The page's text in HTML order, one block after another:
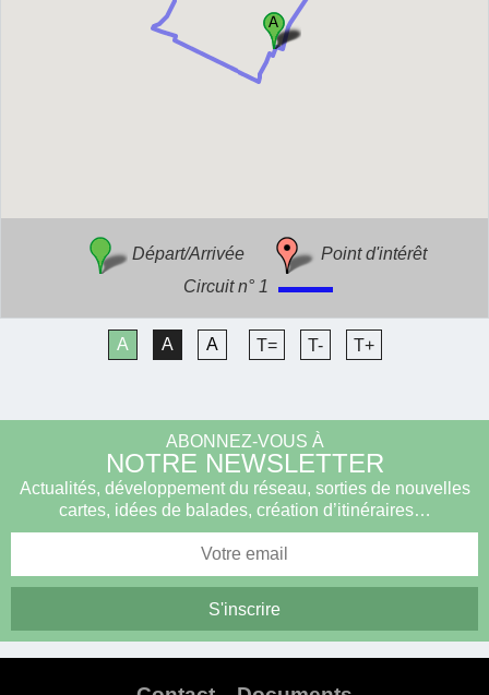
Départ/Arrivée
Point d'intérêt
Circuit n° 1
A A A T= T- T+
ABONNEZ-VOUS À
NOTRE NEWSLETTER
Actualités, développement du réseau, sorties de nouvelles
cartes, idées de balades, création d’itinéraires…